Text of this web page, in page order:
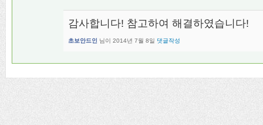
감사합니다! 참고하여 해결하였습니다!
초보안드인 님이 2014년 7월 8일 댓글작성